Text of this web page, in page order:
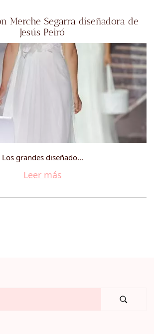
Merche Segarra diseñadora de
Jesús Peiró
Los grandes diseñado...
Leer más